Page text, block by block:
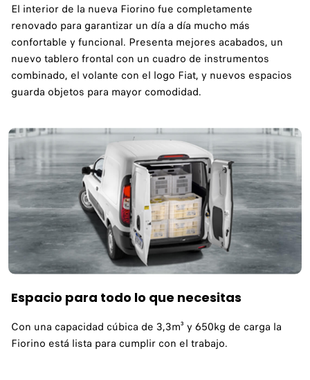
El interior de la nueva Fiorino fue completamente
renovado para garantizar un día a día mucho más
confortable y funcional. Presenta mejores acabados, un
nuevo tablero frontal con un cuadro de instrumentos
combinado, el volante con el logo Fiat, y nuevos espacios
guarda objetos para mayor comodidad.
Espacio para todo lo que necesitas
Con una capacidad cúbica de 3,3m³ y 650kg de carga la
Fiorino está lista para cumplir con el trabajo.